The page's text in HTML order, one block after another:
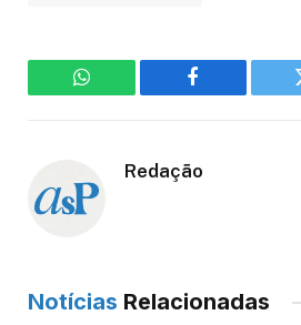
WhatsApp Facebook
Redação
Notícias Relacionadas